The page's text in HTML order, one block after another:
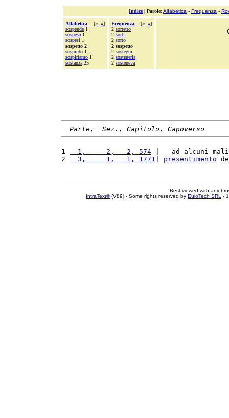
Indice| Parole: Alfabetica - Frequenza -
Alfabetica [« »]
sospende 1
sospesa 1
sospesi 1
sospetto 2
sospinto 1
sospiriamo 1
sostanza 25
Frequenza [« »]
2 sorretto
2 sorti
2 sorto
2 sospetto
2 sostegni
2 sostenerla
2 sosteneva
Parte,  Sez., Capitolo, Capoverso
1
  1,     2,   2, 574
|   ad alcuni
2
  3,     1,   1, 1771
presentimento
Best viewed with any
IntraText®(V89) - Some rights reserved by EuloTech SRL -